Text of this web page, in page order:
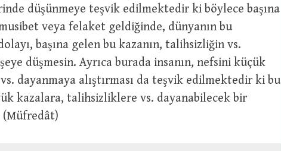
düşünmeye teşvik edilmektedir ki böylece başına
veya felaket geldiğinde, dünyanın bu
başına gelen bu kazanın, talihsizliğin vs.
düşmesin. Ayrıca burada insanın, nefsini küçük
dayanmaya alıştırması da teşvik edilmektedir ki bu
kazalara, talihsizliklere vs. dayanabilecek bir
(Müfredât)